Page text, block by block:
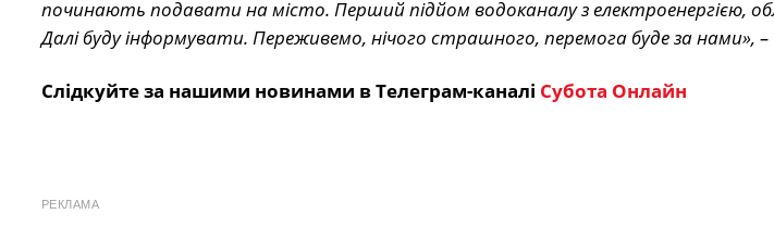
починають подавати на місто. Перший підйом водоканалу з електроенергією,
Далі буду інформувати. Переживемо, нічого страшного, перемога буде за нами», –
Слідкуйте за нашими новинами в Телеграм-каналі Субота Онлайн
РЕКЛАМА